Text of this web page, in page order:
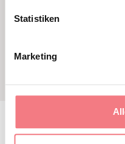
Statistiken
Marketing